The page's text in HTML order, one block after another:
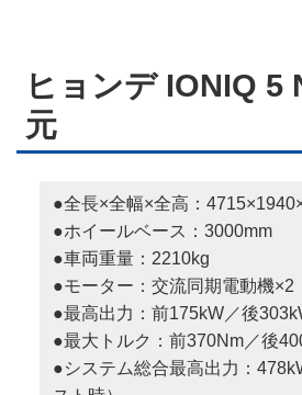
ヒョンデ IONIQ
元
●全長×全幅×全高：
●ホイールベース：3000mm
●車両重量：2210kg
●モーター：交流同期電動機×2
●最高出力：前175kW／後
●最大トルク：前370Nm／後
●システム総合最高出力：